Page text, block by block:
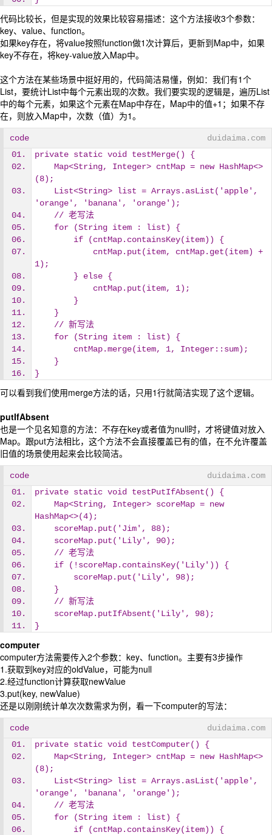
代码比较长，但是实现的效果比较容易描述：这个方法接收3个参数：
key、value、function。
如果key存在，将value按照function做1次计算后，更新到Map中，如果
key不存在，将key-value放入Map中。
这个方法在某些场景中挺好用的，代码简洁易懂，例如：我们有1个
List，要统计List中每个元素出现的次数。我们要实现的逻辑是，遍历List
中的每个元素，如果这个元素在Map中存在，Map中的值+1；如果不存
在，则放入Map中，次数（值）为1。
code
duidaima.com
private static void testMerge() {
(8);
'orange', 'banana', 'orange');
    // 老写法
    for (String item : list) {
        if (cntMap.containsKey(item)) {
1);
        } else {
            cntMap.put(item, 1);
        }
    }
    // 新写法
    for (String item : list) {
        cntMap.merge(item, 1, Integer::sum);
    }
}
可以看到我们使用merge方法的话，只用1行就简洁实现了这个逻辑。
putIfAbsent
也是一个见名知意的方法：不存在key或者值为null时，才将键值对放入
Map。跟put方法相比，这个方法不会直接覆盖已有的值，在不允许覆盖
旧值的场景使用起来会比较简洁。
code
duidaima.com
private static void testPutIfAbsent() {
HashMap<>(4);
    scoreMap.put('Jim', 88);
    scoreMap.put('Lily', 90);
    // 老写法
    if (!scoreMap.containsKey('Lily')) {
        scoreMap.put('Lily', 98);
    }
    // 新写法
    scoreMap.putIfAbsent('Lily', 98);
}
computer
computer方法需要传入2个参数：key、function。主要有3步操作
1.获取到key对应的oldValue，可能为null
2.经过function计算获取newValue
3.put(key, newValue)
还是以刚刚统计单次次数需求为例，看一下computer的写法：
code
duidaima.com
private static void testComputer() {
(8);
'orange', 'banana', 'orange');
    // 老写法
    for (String item : list) {
        if (cntMap.containsKey(item)) {